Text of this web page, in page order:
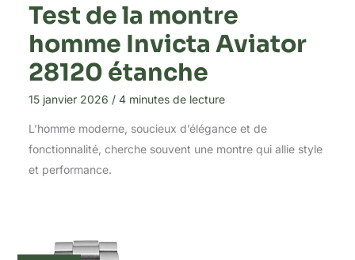
Test de la montre
homme Invicta Aviator
28120 étanche
15 janvier 2026 / 4 minutes de lecture
L’homme moderne, soucieux d’élégance et de
fonctionnalité, cherche souvent une montre qui allie style
et performance.